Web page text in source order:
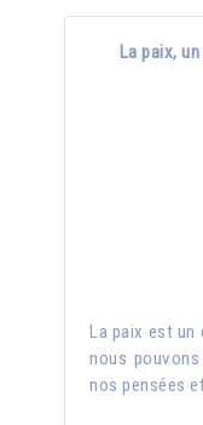
La paix,
La paix est un
nous
nos pensées